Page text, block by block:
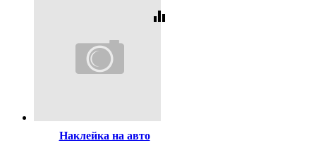
equalizer
Наклейка на авто